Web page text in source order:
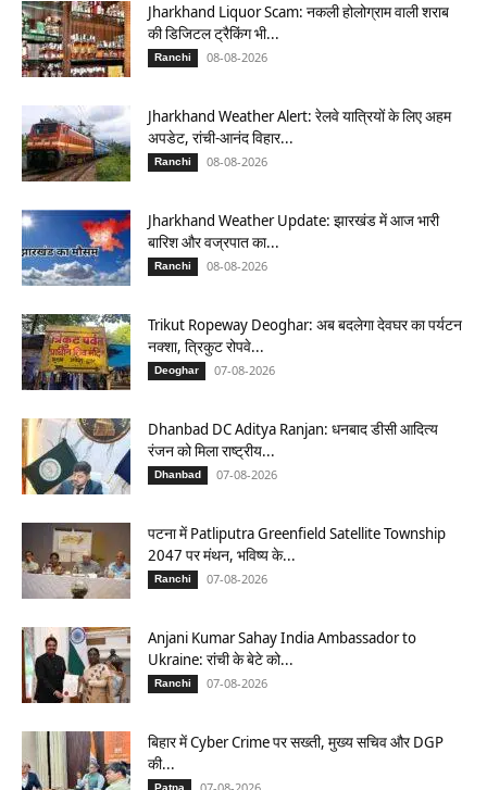
Jharkhand Liquor Scam: नकली होलोग्राम वाली शराब
की डिजिटल ट्रैकिंग भी...
Ranchi 08-08-2026
Jharkhand Weather Alert: रेलवे यात्रियों के लिए अहम
अपडेट, रांची-आनंद विहार...
Ranchi 08-08-2026
Jharkhand Weather Update: झारखंड में आज भारी
बारिश और वज्रपात का...
Ranchi 08-08-2026
Trikut Ropeway Deoghar: अब बदलेगा देवघर का पर्यटन
नक्शा, त्रिकुट रोपवे...
Deoghar 07-08-2026
Dhanbad DC Aditya Ranjan: धनबाद डीसी आदित्य
रंजन को मिला राष्ट्रीय...
Dhanbad 07-08-2026
पटना में Patliputra Greenfield Satellite Township
2047 पर मंथन, भविष्य के...
Ranchi 07-08-2026
Anjani Kumar Sahay India Ambassador to
Ukraine: रांची के बेटे को...
Ranchi 07-08-2026
बिहार में Cyber Crime पर सख्ती, मुख्य सचिव और DGP
की...
Patna